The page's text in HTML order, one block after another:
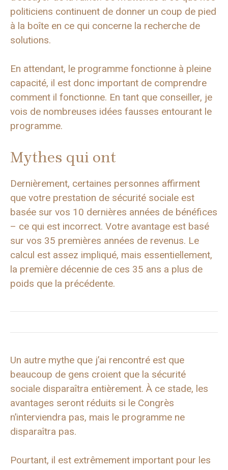
politiciens continuent de donner un coup de pied
à la boîte en ce qui concerne la recherche de
solutions.
En attendant, le programme fonctionne à pleine
capacité, il est donc important de comprendre
comment il fonctionne. En tant que conseiller, je
vois de nombreuses idées fausses entourant le
programme.
Mythes qui ont
Dernièrement, certaines personnes affirment
que votre prestation de sécurité sociale est
basée sur vos 10 dernières années de bénéfices
– ce qui est incorrect. Votre avantage est basé
sur vos 35 premières années de revenus. Le
calcul est assez impliqué, mais essentiellement,
la première décennie de ces 35 ans a plus de
poids que la précédente.
Un autre mythe que j’ai rencontré est que
beaucoup de gens croient que la sécurité
sociale disparaîtra entièrement. À ce stade, les
avantages seront réduits si le Congrès
n’interviendra pas, mais le programme ne
disparaîtra pas.
Pourtant, il est extrêmement important pour les